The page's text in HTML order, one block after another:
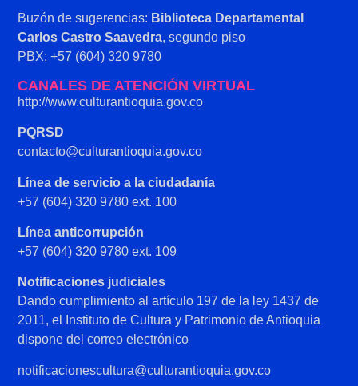
CANALES DE ATENCIÓN VIRTUAL
http://www.culturantioquia.gov.co
PQRSD
contacto@culturantioquia.gov.co
Línea de servicio a la ciudadanía
+57 (604) 320 9780 ext. 100
Línea anticorrupción
+57 (604) 320 9780 ext. 109
Notificaciones judiciales
Dando cumplimiento al artículo 197 de la ley 1437 de
2011, el Instituto de Cultura y Patrimonio de Antioquia
dispone del correo electrónico
notificacionescultura@culturantioquia.gov.co
Buzón de sugerencias: Biblioteca Departamental
Carlos Castro Saavedra, segundo piso
PBX: +57 (604) 320 9780